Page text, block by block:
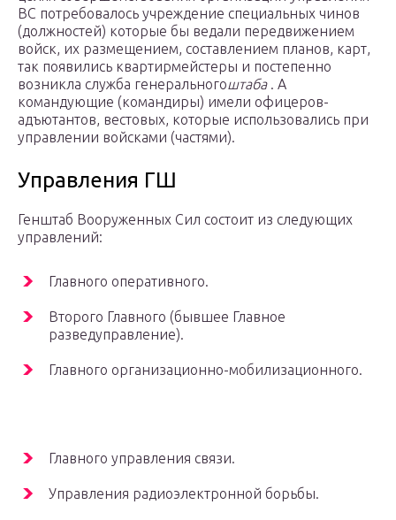
ВС потребовалось учреждение специальных чинов
(должностей) которые бы ведали передвижением
войск, их размещением, составлением планов, карт,
так появились квартирмейстеры и постепенно
возникла служба генеральногоштаба. А
командующие (командиры) имели офицеров-
адъютантов, вестовых, которые использовались при
управлении войсками (частями).
Управления ГШ
Генштаб Вооруженных Сил состоит из следующих
управлений:
Главного оперативного.
Второго Главного (бывшее Главное
разведуправление).
Главного организационно-мобилизационного.
Главного управления связи.
Управления радиоэлектронной борьбы.